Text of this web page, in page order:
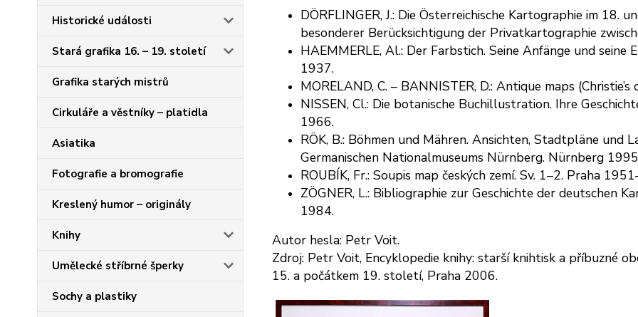
Historické události
Stará grafika 16. – 19. století
Grafika starých mistrů
Cirkuláře a věstníky – platidla
Asiatika
Fotografie a bromografie
Kreslený humor – originály
Knihy
Umělecké stříbrné šperky
Sochy a plastiky
DÖRFLINGER, J.: Die Österreichische Kartographie im 18.
besonderer Berücksichtigung der Privatkartographie
HAEMMERLE, Al.: Der Farbstich. Seine Anfänge und seine
1937.
MORELAND, C. – BANNISTER, D.: Antique maps
NISSEN, Cl.: Die botanische Buchillustration. Ihre
1966.
RÖK, B.: Böhmen und Mähren. Ansichten, Stadtpläne und
Germanischen Nationalmuseums Nürnberg. Nürnberg
ROUBÍK, Fr.: Soupis map českých zemí. Sv. 1–2. Praha
ZÖGNER, L.: Bibliographie zur Geschichte der deutschen
1984.
Autor hesla: Petr Voit.
Zdroj: Petr Voit, Encyklopedie knihy: starší knihtisk a příbuzné
15. a počátkem 19. století, Praha 2006.